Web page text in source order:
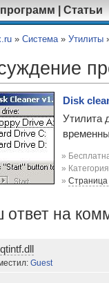
Статьи
» Система» Утилиты
Disk
Утилита
»
»
»
ответ на
qtintf.dll
Guest